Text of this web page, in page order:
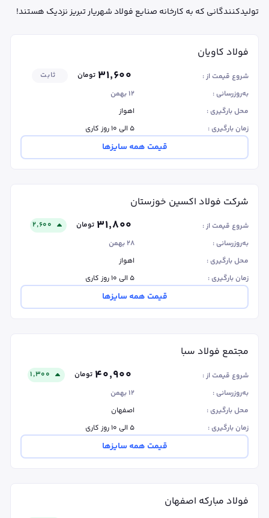
تولیدکنندگانی که به کارخانه صنایع فولاد شهریار تبریز نزدیک هستند!
فولاد کاویان
شروع قیمت از : ۳۱٬۶۰۰ تومان
ثابت
به‌روزرسانی :
۱۲ بهمن
محل بارگیری :
اهواز
زمان بارگیری :
۵ الی ۱۰ روز کاری
قیمت همه سایزها
شرکت فولاد اکسین خوزستان
شروع قیمت از : ۳۱٬۸۰۰ تومان
۲٬۶۰۰
به‌روزرسانی :
۲۸ بهمن
محل بارگیری :
اهواز
زمان بارگیری :
۵ الی ۱۰ روز کاری
قیمت همه سایزها
مجتمع فولاد سبا
شروع قیمت از : ۴۰٬۹۰۰ تومان
۱٬۳۰۰
به‌روزرسانی :
۱۲ بهمن
محل بارگیری :
اصفهان
زمان بارگیری :
۵ الی ۱۰ روز کاری
قیمت همه سایزها
فولاد مبارکه اصفهان